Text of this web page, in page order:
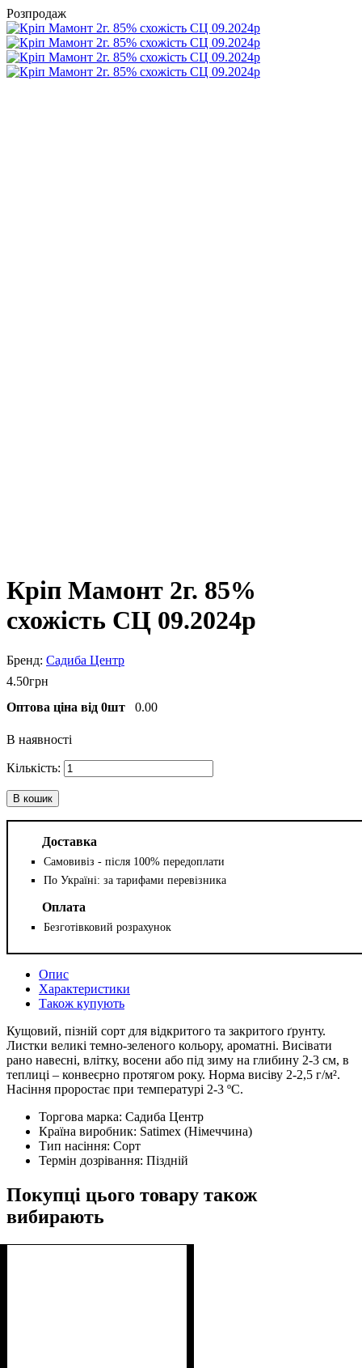
Розпродаж
Кріп Мамонт 2г. 85%
схожість СЦ 09.2024р
Садиба Центр
4.50грн
Оптова ціна від 0шт
0.00
В наявності
В кошик
Доставка
Самовивіз - після 100% передоплати
По Україні: за тарифами перевізника
Оплата
Безготівковий розрахунок
Опис
Характеристики
Також купують
Кущовий, пізній сорт для відкритого та закритого ґрунту.
Листки великі темно-зеленого кольору, ароматні. Висівати
рано навесні, влітку, восени або під зиму на глибину 2-3 см, в
теплиці – конвеєрно протягом року. Норма висіву 2-2,5 г/м².
Насіння проростає при температурі 2-3 ºС.
Торгова марка: Садиба Центр
Країна виробник: Satimex (Німеччина)
Тип насіння: Сорт
Термін дозрівання: Піздній
Покупці цього товару також
вибирають